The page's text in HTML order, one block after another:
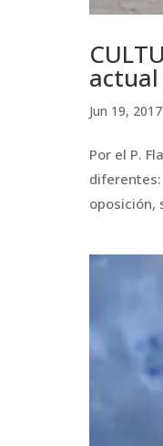
actual
Jun 19, 2017
Por el P.
oposición,